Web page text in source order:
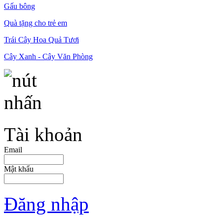
Gấu bông
Quà tặng cho trẻ em
Trái Cây Hoa Quả Tươi
Cây Xanh - Cây Văn Phòng
Tài khoản
Email
Mật khẩu
Đăng nhập